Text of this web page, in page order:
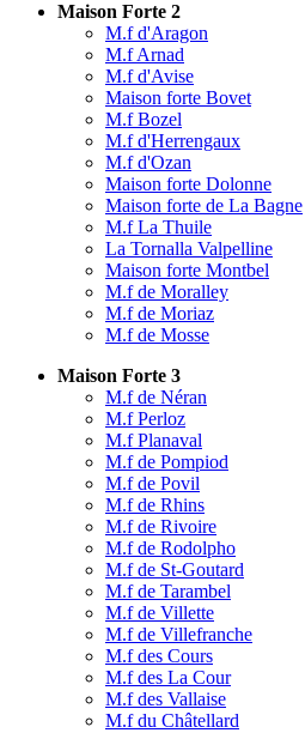
Maison Forte 2
M.f d'Aragon
M.f Arnad
M.f d'Avise
Maison forte Bovet
M.f Bozel
M.f d'Herrengaux
M.f d'Ozan
Maison forte Dolonne
Maison forte de La Bagne
M.f La Thuile
La Tornalla Valpelline
Maison forte Montbel
M.f de Moralley
M.f de Moriaz
M.f de Mosse
Maison Forte 3
M.f de Néran
M.f Perloz
M.f Planaval
M.f de Pompiod
M.f de Povil
M.f de Rhins
M.f de Rivoire
M.f de Rodolpho
M.f de St-Goutard
M.f de Tarambel
M.f de Villette
M.f de Villefranche
M.f des Cours
M.f des La Cour
M.f des Vallaise
M.f du Châtellard